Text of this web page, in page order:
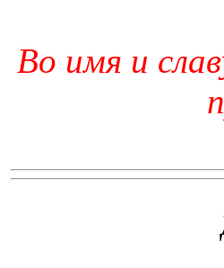
Во имя и